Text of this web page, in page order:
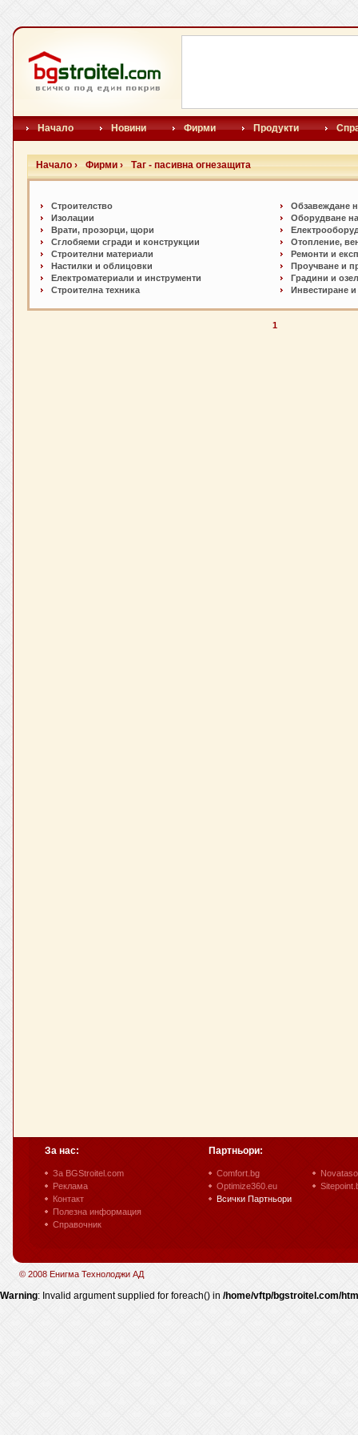
Начало Новини Фирми Продукти
Начало › Фирми › Таг - пасивна огнезащита
Строителство
Изолации
Врати, прозорци, щори
Сглобяеми сгради и конструкции
Строителни материали
Настилки и oблицовки
Електроматериали и инструменти
Строителна техника
Обзавеждане
Оборудване
Отопление,
Ремонти и
Проучване и
Градини и
Инвестиране
1
За нас:
За BGStroitel.com
Реклама
Контакт
Полезна информация
Справочник
Партньори:
Comfort.bg
Optimize360.eu
Всички Партньори
© 2008 Енигма Технолоджи АД
Warning: Invalid argument supplied for foreach() in /home/vftp/bgstroitel.com/